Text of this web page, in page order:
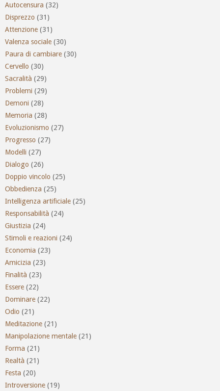
Autocensura (32)
Disprezzo (31)
Attenzione (31)
Valenza sociale (30)
Paura di cambiare (30)
Cervello (30)
Sacralità (29)
Problemi (29)
Demoni (28)
Memoria (28)
Evoluzionismo (27)
Progresso (27)
Modelli (27)
Dialogo (26)
Doppio vincolo (25)
Obbedienza (25)
Intelligenza artificiale (25)
Responsabilità (24)
Giustizia (24)
Stimoli e reazioni (24)
Economia (23)
Amicizia (23)
Finalità (23)
Essere (22)
Dominare (22)
Odio (21)
Meditazione (21)
Manipolazione mentale (21)
Forma (21)
Realtà (21)
Festa (20)
Introversione (19)